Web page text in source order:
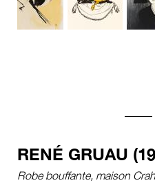
RENÉ GRUAU
Robe bouffante, maison